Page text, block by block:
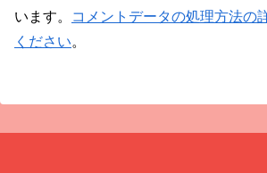
います。
コメントデータの処理方法の
ください。